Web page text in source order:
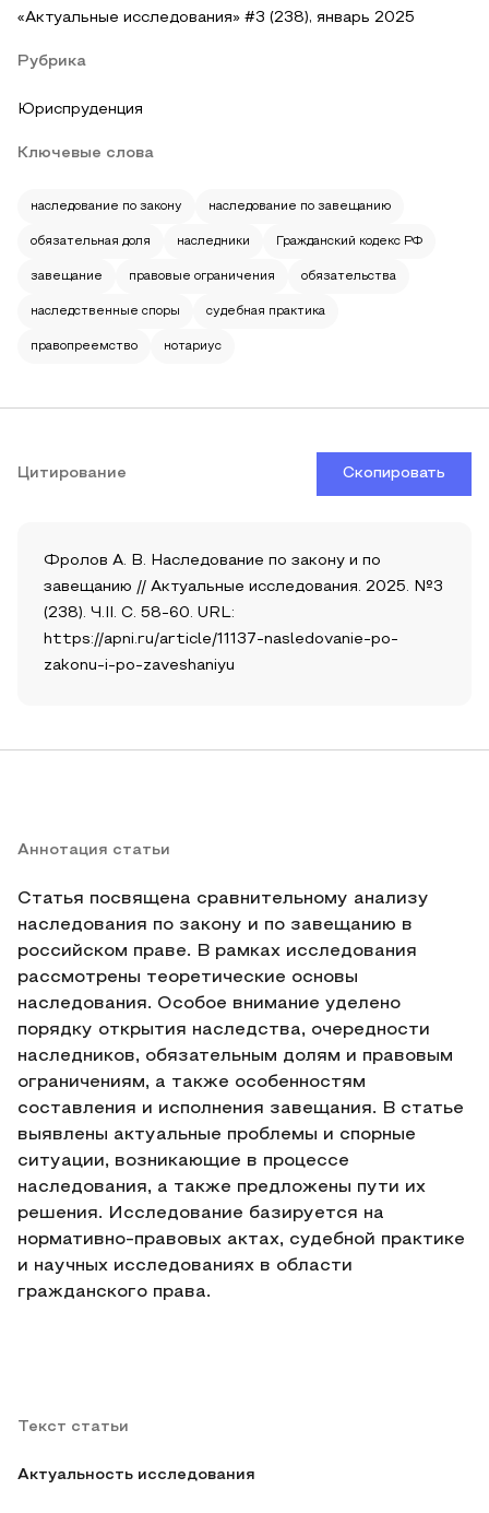
«Актуальные исследования» #3 (238), январь 2025
Рубрика
Юриспруденция
Ключевые слова
наследование по закону наследование по завещанию
обязательная доля наследники Гражданский кодекс РФ
завещание правовые ограничения обязательства
наследственные споры судебная практика
правопреемство нотариус
Цитирование Скопировать
Фролов А. В. Наследование по закону и по
завещанию // Актуальные исследования. 2025. №3
(238). Ч.II. С. 58-60. URL:
https://apni.ru/article/11137-nasledovanie-po-
zakonu-i-po-zaveshaniyu
Аннотация статьи
Статья посвящена сравнительному анализу
наследования по закону и по завещанию в
российском праве. В рамках исследования
рассмотрены теоретические основы
наследования. Особое внимание уделено
порядку открытия наследства, очередности
наследников, обязательным долям и правовым
ограничениям, а также особенностям
составления и исполнения завещания. В статье
выявлены актуальные проблемы и спорные
ситуации, возникающие в процессе
наследования, а также предложены пути их
решения. Исследование базируется на
нормативно-правовых актах, судебной практике
и научных исследованиях в области
гражданского права.
Текст статьи
Актуальность исследования